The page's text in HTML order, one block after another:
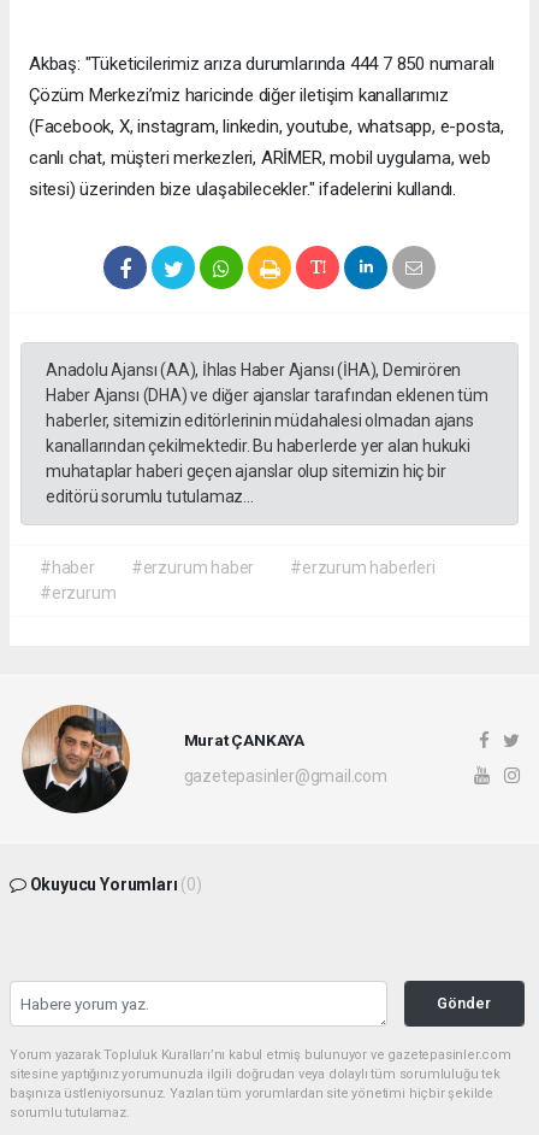
Akbaş: "Tüketicilerimiz arıza durumlarında 444 7 850 numaralı
Çözüm Merkezi’miz haricinde diğer iletişim kanallarımız
(Facebook, X, instagram, linkedin, youtube, whatsapp, e-posta,
canlı chat, müşteri merkezleri, ARİMER, mobil uygulama, web
sitesi) üzerinden bize ulaşabilecekler." ifadelerini kullandı.
Anadolu Ajansı (AA), İhlas Haber Ajansı (İHA), Demirören
Haber Ajansı (DHA) ve diğer ajanslar tarafından eklenen tüm
haberler, sitemizin editörlerinin müdahalesi olmadan ajans
kanallarından çekilmektedir. Bu haberlerde yer alan hukuki
muhataplar haberi geçen ajanslar olup sitemizin hiç bir
editörü sorumlu tutulamaz...
#haber #erzurum haber
#erzurum haberleri
#erzurum
Murat ÇANKAYA
gazetepasinler@gmail.com
Okuyucu Yorumları (0)
Gönder
Yorum yazarak Topluluk Kuralları’nı kabul etmiş bulunuyor ve gazetepasinler.com
sitesine yaptığınız yorumunuzla ilgili doğrudan veya dolaylı tüm sorumluluğu tek
başınıza üstleniyorsunuz. Yazılan tüm yorumlardan site yönetimi hiçbir şekilde
sorumlu tutulamaz.